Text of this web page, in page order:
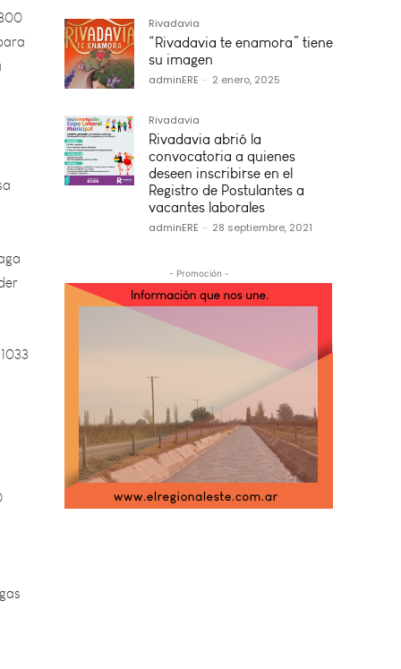
Rivadavia
“Rivadavia te enamora” tiene
su imagen
adminERE - 2 enero, 2025
Rivadavia
Rivadavia abrió la
convocatoria a quienes
deseen inscribirse en el
Registro de Postulantes a
vacantes laborales
adminERE - 28 septiembre, 2021
- Promoción -